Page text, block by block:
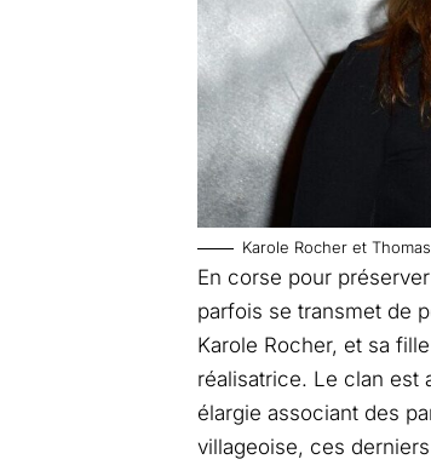
Karole Rocher et
En corse pour
parfois se transmet de
Karole Rocher, et sa
réalisatrice. Le clan est
élargie associant des
villageoise, ces